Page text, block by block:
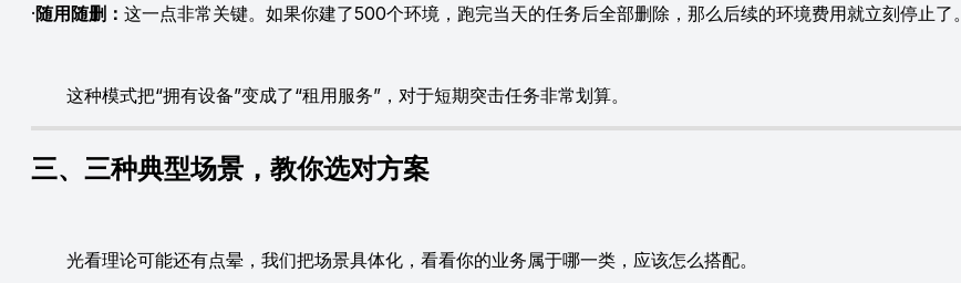
·随用随删： 这一点非常关键。如果你建了500个环境，跑完当天的任务后全部删除，那么后续的环境费用就立刻停止了。
这种模式把“拥有设备”变成了“租用服务”，对于短期突击任务非常划算。
三、三种典型场景，教你选对方案
光看理论可能还有点晕，我们把场景具体化，看看你的业务属于哪一类，应该怎么搭配。